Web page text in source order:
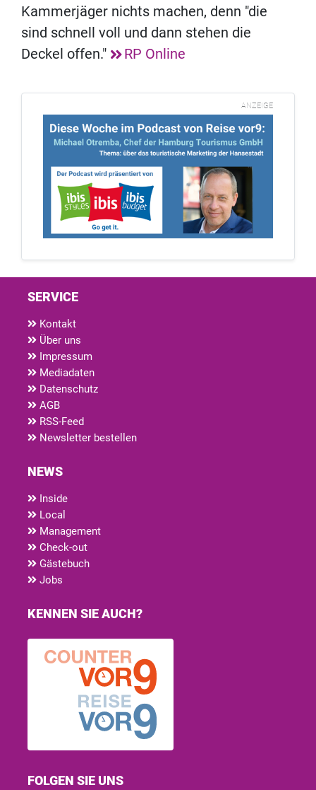
Kammerjäger nichts machen, denn "die
sind schnell voll und dann stehen die
Deckel offen."
RP Online
ANZEIGE
SERVICE
Kontakt
Über uns
Impressum
Mediadaten
Datenschutz
AGB
RSS-Feed
Newsletter bestellen
NEWS
Inside
Local
Management
Check-out
Gästebuch
Jobs
KENNEN SIE AUCH?
FOLGEN SIE UNS